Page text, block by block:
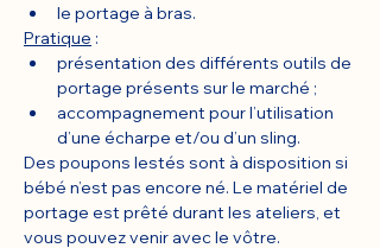
le portage à bras.
Pratique :
présentation des différents outils de
portage présents sur le marché ;
accompagnement pour l’utilisation
d’une écharpe et/ou d’un sling.
Des poupons lestés sont à disposition si
bébé n’est pas encore né. Le matériel de
portage est prêté durant les ateliers, et
vous pouvez venir avec le vôtre.